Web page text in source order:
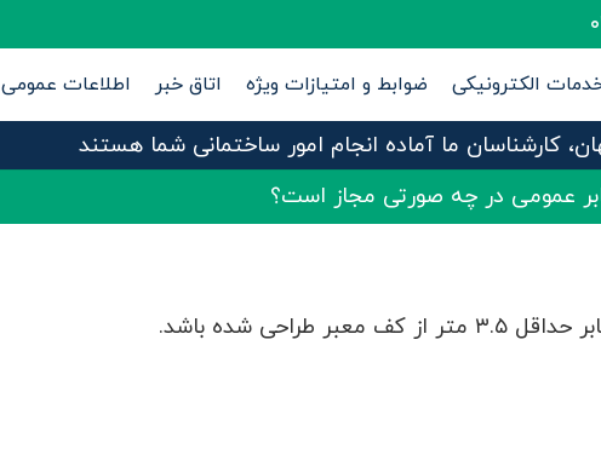
الکترونیکی ضوابط و امتیازات ویژه اتاق خبر اطلاعات عمومی
کارشناسان ما آماده انجام امور ساختمانی شما هستند
عمومی در چه صورتی مجاز است؟
شده باشد.